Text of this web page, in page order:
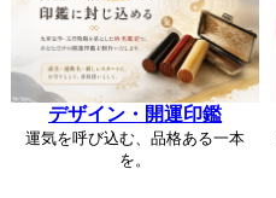
デザイン・開運印鑑
運気を呼び込む、品格ある一本
を。